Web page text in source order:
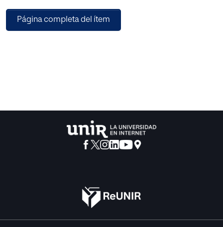
de las capacidades expresivas y de resolución de
conflictos. El espacio carcelario es uno de los ejes sobre
Página completa del ítem